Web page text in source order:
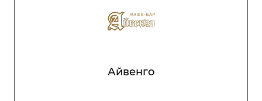
Айвенго